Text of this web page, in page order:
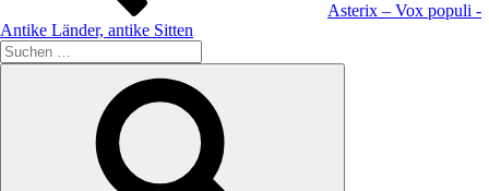
Asterix – Vox populi -
Antike Länder, antike Sitten
Suche
nach: